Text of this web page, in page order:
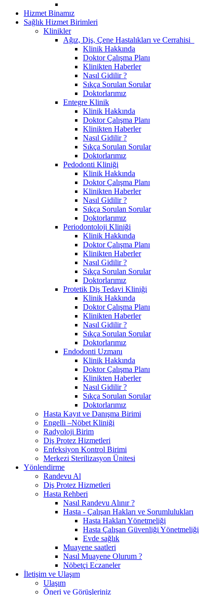
Hizmet Binamız
Sağlık Hizmet Birimleri
Klinikler
Ağız, Diş, Çene Hastalıkları ve Cerrahisi
Klinik Hakkında
Doktor Çalışma Planı
Klinikten Haberler
Nasıl Gidilir ?
Sıkça Sorulan Sorular
Doktorlarımız
Entegre Klinik
Klinik Hakkında
Doktor Çalışma Planı
Klinikten Haberler
Nasıl Gidilir ?
Sıkça Sorulan Sorular
Doktorlarımız
Pedodonti Kliniği
Klinik Hakkında
Doktor Çalışma Planı
Klinikten Haberler
Nasıl Gidilir ?
Sıkça Sorulan Sorular
Doktorlarımız
Periodontoloji Kliniği
Klinik Hakkında
Doktor Çalışma Planı
Klinikten Haberler
Nasıl Gidilir ?
Sıkça Sorulan Sorular
Doktorlarımız
Protetik Diş Tedavi Kliniği
Klinik Hakkında
Doktor Çalışma Planı
Klinikten Haberler
Nasıl Gidilir ?
Sıkça Sorulan Sorular
Doktorlarımız
Endodonti Uzmanı
Klinik Hakkında
Doktor Çalışma Planı
Klinikten Haberler
Nasıl Gidilir ?
Sıkça Sorulan Sorular
Doktorlarımız
Hasta Kayıt ve Danışma Birimi
Engelli –Nöbet Kliniği
Radyoloji Birim
Diş Protez Hizmetleri
Enfeksiyon Kontrol Birimi
Merkezi Sterilizasyon Ünitesi
Yönlendirme
Randevu Al
Diş Protez Hizmetleri
Hasta Rehberi
Nasıl Randevu Alınır ?
Hasta - Çalışan Hakları ve Sorumlulukları
Hasta Hakları Yönetmeliği
Hasta Çalışan Güvenliği Yönetmeliği
Evde sağlık
Muayene saatleri
Nasıl Muayene Olurum ?
Nöbetçi Eczaneler
İletişim ve Ulaşım
Ulaşım
Öneri ve Görüşleriniz